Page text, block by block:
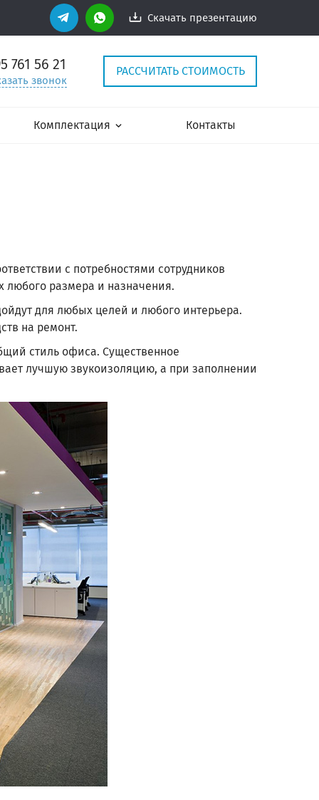
Скачать презентацию
761 56 21
звонок
РАССЧИТАТЬ СТОИМОСТЬ
Комплектация Контакты
с потребностями сотрудников
любого размера и назначения.
для любых целей и любого интерьера.
на ремонт.
стиль офиса. Существенное
лучшую звукоизоляцию, а при заполнении